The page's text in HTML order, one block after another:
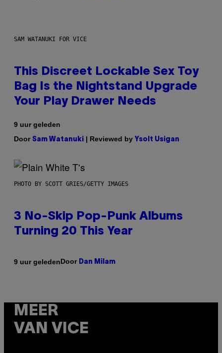
SAM WATANUKI FOR VICE
This Discreet Lockable Sex Toy
Bag Is the Nightstand Upgrade
Your Play Drawer Needs
9 uur geleden
Door Sam Watanuki | Reviewed by Ysolt Usigan
PHOTO BY SCOTT GRIES/GETTY IMAGES
3 No-Skip Pop-Punk Albums
Turning 20 This Year
9 uur geledenDoor Dan Milam
MEER
VAN VICE